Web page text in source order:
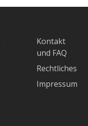
Kontakt
und FAQ
Rechtliches
Impressum